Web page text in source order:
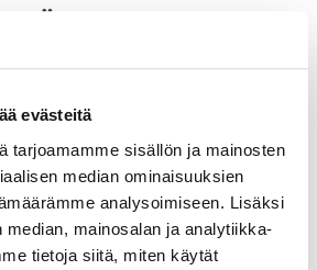
evästeitä
tarjoamamme sisällön ja mainosten
median ominaisuuksien
analysoimiseen. Lisäksi
median, mainosalan ja analytiikka-
tietoja siitä, miten käytät